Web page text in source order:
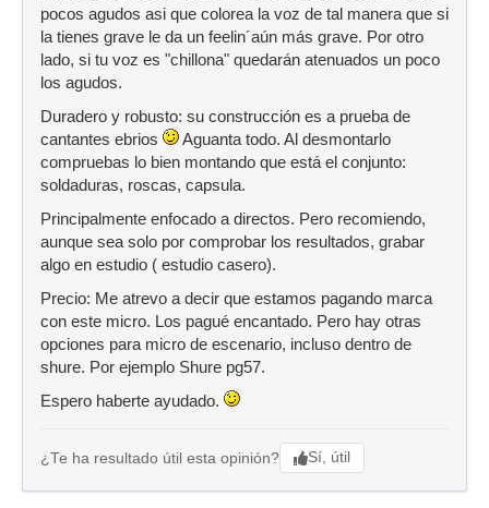
pocos agudos asi que colorea la voz de tal manera que si
la tienes grave le da un feelin´aún más grave. Por otro
lado, si tu voz es "chillona" quedarán atenuados un poco
los agudos.
Duradero y robusto: su construcción es a prueba de
cantantes ebrios
Aguanta todo. Al desmontarlo
compruebas lo bien montando que está el conjunto:
soldaduras, roscas, capsula.
Principalmente enfocado a directos. Pero recomiendo,
aunque sea solo por comprobar los resultados, grabar
algo en estudio ( estudio casero).
Precio: Me atrevo a decir que estamos pagando marca
con este micro. Los pagué encantado. Pero hay otras
opciones para micro de escenario, incluso dentro de
shure. Por ejemplo Shure pg57.
Espero haberte ayudado.
¿Te ha resultado útil esta opinión? Sí, útil